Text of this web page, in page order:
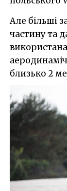
Але більші
частину та
близько 2